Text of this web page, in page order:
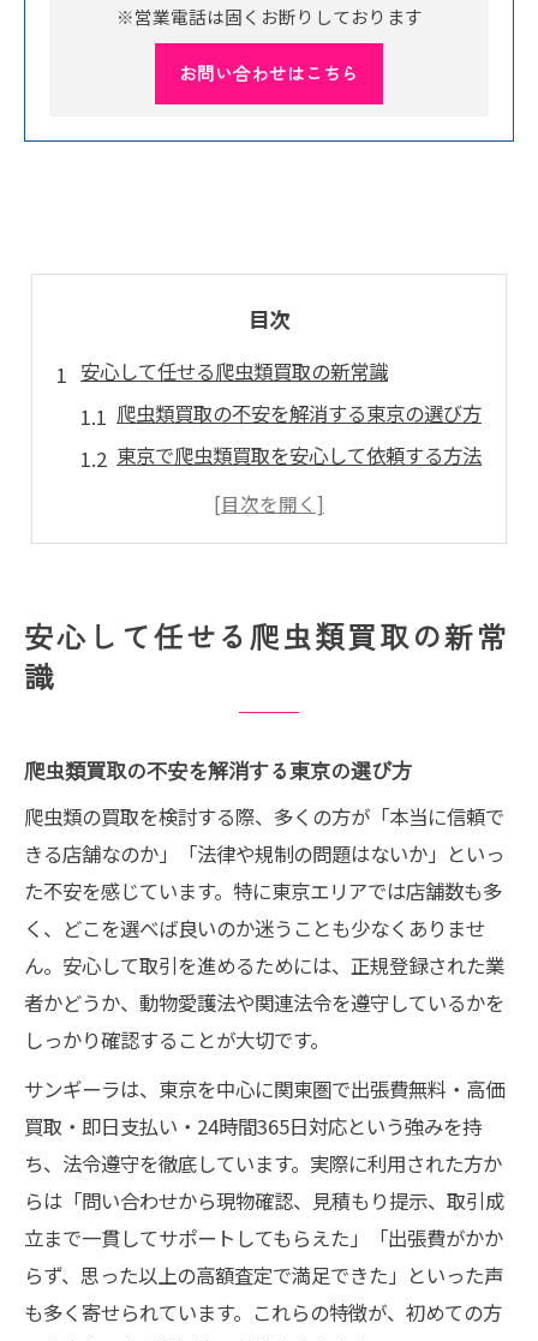
※営業電話は固くお断りしております
お問い合わせはこちら
目次
安心して任せる爬虫類買取の新常識
爬虫類買取の不安を解消する東京の選び方
東京で爬虫類買取を安心して依頼する方法
爬虫類・買取が安心な店舗の特徴とは
爬虫類買取に適した店舗選びのポイント
東京で選ばれる高価買取の理由を解説
東京の爬虫類買取店が高額となる仕組み
東京における爬虫類買取の査定ポイント
はじめての方も安心な買取の流れとは
爬虫類買取の基本ステップを東京で解説
東京で爬虫類・買取を成功させる手順
はじめての爬虫類買取で押さえる流れ
東京の買取サービスでのスムーズな進め方
爬虫類を安心して買取依頼する流れとは
出張費無料や即日支払いが叶うポイント
東京で出張費無料の爬虫類買取を活用する
爬虫類・買取で即日支払いを実現する秘訣
東京の爬虫類買取で出張費不要のメリット
即日現金化を目指す爬虫類買取のコツ
安心して任せる爬虫類買取の新常
識
爬虫類買取の不安を解消する東京の選び方
爬虫類の買取を検討する際、多くの方が「本当に信頼で
きる店舗なのか」「法律や規制の問題はないか」といっ
た不安を感じています。特に東京エリアでは店舗数も多
く、どこを選べば良いのか迷うことも少なくありませ
ん。安心して取引を進めるためには、正規登録された業
者かどうか、動物愛護法や関連法令を遵守しているかを
しっかり確認することが大切です。
サンギーラは、東京を中心に関東圏で出張費無料・高価
買取・即日支払い・24時間365日対応という強みを持
ち、法令遵守を徹底しています。実際に利用された方か
らは「問い合わせから現物確認、見積もり提示、取引成
立まで一貫してサポートしてもらえた」「出張費がかか
らず、思った以上の高額査定で満足できた」といった声
も多く寄せられています。これらの特徴が、初めての方